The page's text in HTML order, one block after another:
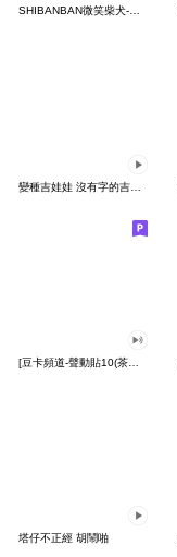
SHIBANBAN微笑柴犬-廢柴寶寶日常
塔仔不正經 胡鬧啪